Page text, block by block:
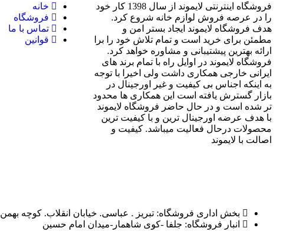
فروشگاه اینترنتی لایموند از سال 1398 کار خود
را در عرصه فروش لوازم خانه شروع کرد.
هدف فروشگاه لایموند ایجاد بستر امن و
مطمئن برای خرید است و تمام تلاش خود را برا
ارائه بهترین پیشتیبانی و مشاوره خواهد کرد.
فروشگاه لایموند در اوایل راه با تمام برند های
ایرانی خارجی همکاری داشت ولی اخیرا با توجه
به اینکه اجناس بی کیفیت و غیر اورجینال در
بازار گسترش یافته است این همکاری ها محدود
تر شده است و در حال حاضر فروشگاه لایموند
با هدف عرضه اورجینال ترین و با کیفیت ترین
محصولات درحال فعالیت میباشد. کیفیت و
اصالت با لایموند
خانه
فروشگاه
تماس با ما
قوانین
بخش اداری فروشگاه: تبریز . عباسی. خیابان انقلاب. کوچه بهمن
انبار فروشگاه: جلفا -کوی شاهمار-میدان امام حسین